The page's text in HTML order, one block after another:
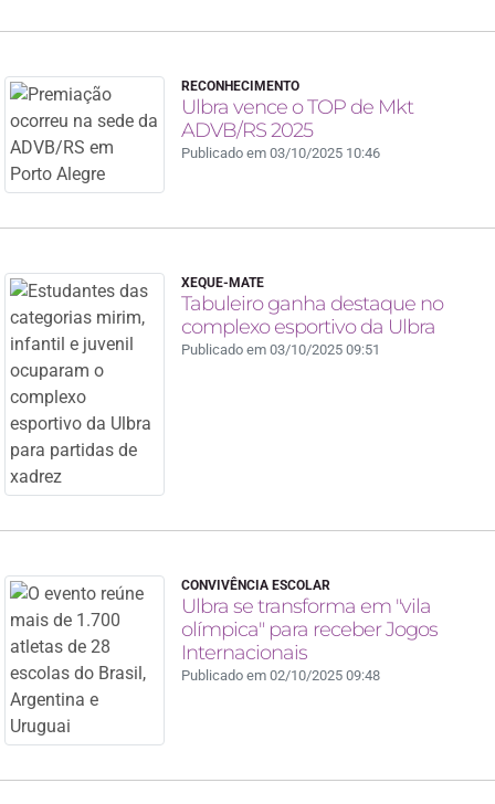
RECONHECIMENTO
Ulbra vence o TOP de Mkt
ADVB/RS 2025
Publicado em 03/10/2025 10:46
XEQUE-MATE
Tabuleiro ganha destaque no
complexo esportivo da Ulbra
Publicado em 03/10/2025 09:51
CONVIVÊNCIA ESCOLAR
Ulbra se transforma em "vila
olímpica" para receber Jogos
Internacionais
Publicado em 02/10/2025 09:48